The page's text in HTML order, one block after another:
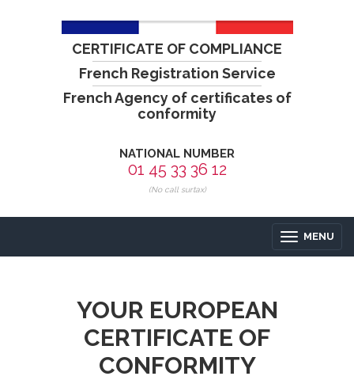
CERTIFICATE OF COMPLIANCE
French Registration Service
French Agency of certificates of
conformity
NATIONAL NUMBER
01 45 33 36 12
(No call surtax)
MENU
YOUR EUROPEAN
CERTIFICATE OF
CONFORMITY